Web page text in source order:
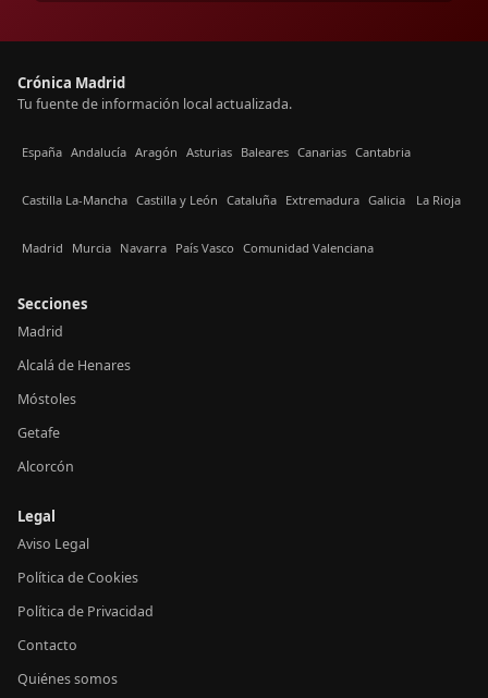
Crónica Madrid
Tu fuente de información local actualizada.
España Andalucía Aragón Asturias Baleares Canarias Cantabria
Castilla La-Mancha Castilla y León Cataluña Extremadura Galicia La Rioja
Madrid Murcia Navarra País Vasco Comunidad Valenciana
Secciones
Madrid
Alcalá de Henares
Móstoles
Getafe
Alcorcón
Legal
Aviso Legal
Política de Cookies
Política de Privacidad
Contacto
Quiénes somos